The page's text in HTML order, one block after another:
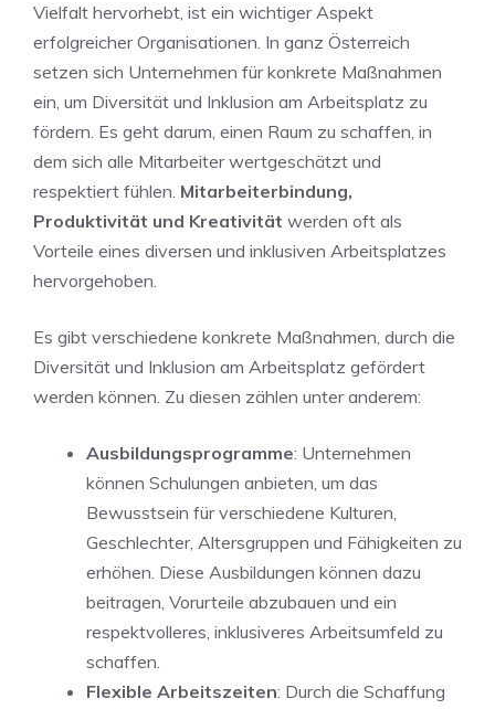
Vielfalt hervorhebt, ist ein‍ wichtiger Aspekt
erfolgreicher Organisationen. In ganz Österreich
setzen ⁢sich Unternehmen für konkrete Maßnahmen
ein, um Diversität und Inklusion am Arbeitsplatz zu
fördern.​ Es geht darum,‌ einen Raum ‍zu schaffen, in
‌dem sich alle⁣ Mitarbeiter wertgeschätzt ​und
respektiert fühlen. Mitarbeiterbindung,
Produktivität und Kreativität werden oft ⁣als
Vorteile eines‌ diversen und inklusiven Arbeitsplatzes
hervorgehoben.
Es ​gibt ⁢verschiedene konkrete Maßnahmen, durch⁤ die
Diversität und Inklusion am Arbeitsplatz‍ gefördert
werden können. Zu diesen zählen unter anderem:
Ausbildungsprogramme: Unternehmen
können Schulungen anbieten, um⁢ das
Bewusstsein für verschiedene⁣ Kulturen,
‌Geschlechter, Altersgruppen und Fähigkeiten zu
erhöhen. Diese Ausbildungen können dazu
beitragen, Vorurteile abzubauen und ein
⁣respektvolleres, inklusiveres Arbeitsumfeld⁢ zu
schaffen.
Flexible Arbeitszeiten: Durch die⁢ Schaffung